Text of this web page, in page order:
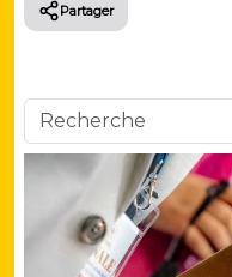
Partager